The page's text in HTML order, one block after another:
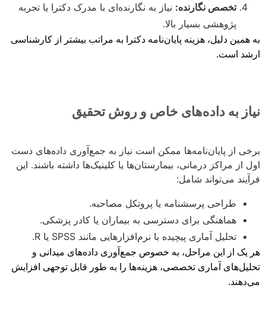
تخصص نگارنده: نیاز به نگارنده‌ای با مدرک دکترا یا تجربه
پژوهشی بسیار بالا.
به همین دلیل، هزینه پایان‌نامه دکترا به مراتب بیشتر از کارشناسی
ارشد است.
نیاز به داده‌های خاص و روش تحقیق
برخی از پایان‌نامه‌ها ممکن است نیاز به جمع‌آوری داده‌های دست
اول از مراکز درمانی، بیمارستان‌ها یا کلینیک‌ها داشته باشند. این
فرآیند می‌تواند شامل:
طراحی پرسشنامه یا پروتکل مصاحبه.
هماهنگی برای دسترسی به بیماران یا کادر پزشکی.
تحلیل آماری پیچیده با نرم‌افزارهایی مانند SPSS یا R.
هر یک از این مراحل، به خصوص جمع‌آوری داده‌های میدانی و
تحلیل‌های آماری تخصصی، هزینه‌ها را به طور قابل توجهی افزایش
می‌دهند.